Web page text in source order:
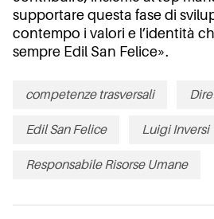
supportare questa fase di
contempo i valori e l’identità
sempre Edil San Felice».
competenze trasversali
Edil San Felice Luigi Inversi
Responsabile Risorse Umane